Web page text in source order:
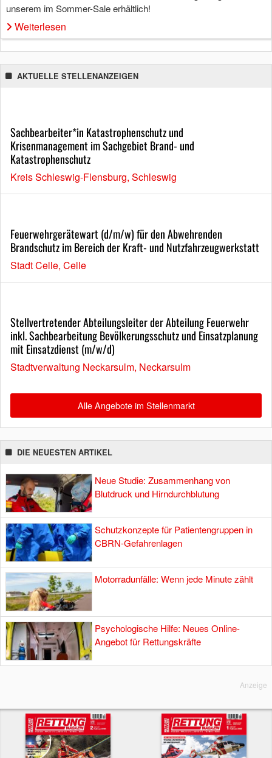
unserem im Sommer-Sale erhältlich!
Weiterlesen
AKTUELLE STELLENANZEIGEN
Sachbearbeiter*in Katastrophenschutz und
Krisenmanagement im Sachgebiet Brand- und
Katastrophenschutz
Kreis Schleswig-Flensburg, Schleswig
Feuerwehrgerätewart (d/m/w) für den Abwehrenden
Brandschutz im Bereich der Kraft- und Nutzfahrzeugwerkstatt
Stadt Celle, Celle
Stellvertretender Abteilungsleiter der Abteilung Feuerwehr
inkl. Sachbearbeitung Bevölkerungsschutz und Einsatzplanung
mit Einsatzdienst (m/w/d)
Stadtverwaltung Neckarsulm, Neckarsulm
Alle Angebote im Stellenmarkt
DIE NEUESTEN ARTIKEL
Neue Studie: Zusammenhang von
Blutdruck und Hirndurchblutung
Schutzkonzepte für Patientengruppen in
CBRN-Gefahrenlagen
Motorradunfälle: Wenn jede Minute zählt
Psychologische Hilfe: Neues Online-
Angebot für Rettungskräfte
Anzeige